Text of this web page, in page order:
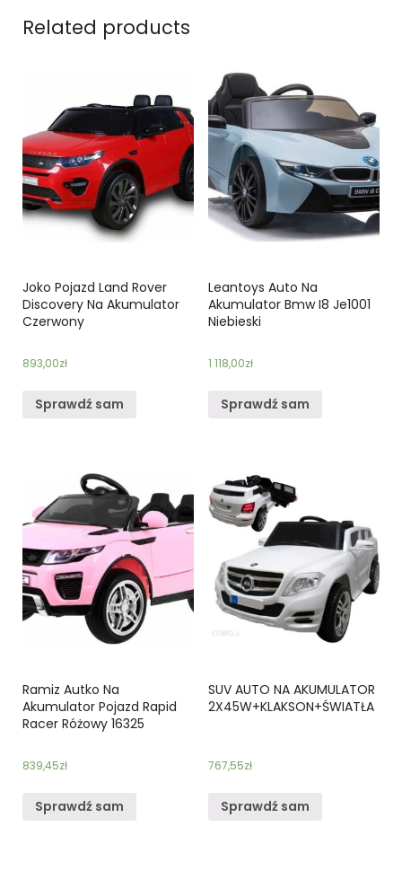
Related products
Joko Pojazd Land Rover
Discovery Na Akumulator
Czerwony
893,00zł
Sprawdź sam
Leantoys Auto Na
Akumulator Bmw I8 Je1001
Niebieski
1 118,00zł
Sprawdź sam
Ramiz Autko Na
Akumulator Pojazd Rapid
Racer Różowy 16325
839,45zł
Sprawdź sam
SUV AUTO NA AKUMULATOR
2X45W+KLAKSON+ŚWIATŁA
767,55zł
Sprawdź sam